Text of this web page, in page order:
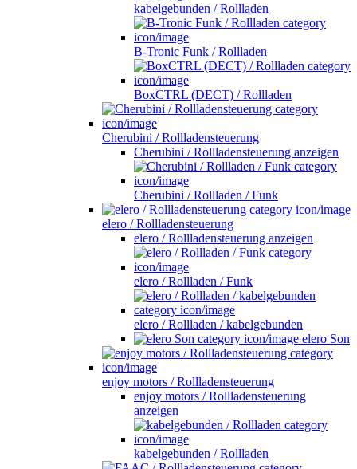
kabelgebunden / Rollladen
B-Tronic Funk / Rollladen
BoxCTRL (DECT) / Rollladen
Cherubini / Rollladensteuerung
Cherubini / Rollladensteuerung anzeigen
Cherubini / Rollladen / Funk
elero / Rollladensteuerung
elero / Rollladensteuerung anzeigen
elero / Rollladen / Funk
elero / Rollladen / kabelgebunden
elero Son
enjoy motors / Rollladensteuerung
enjoy motors / Rollladensteuerung
anzeigen
kabelgebunden / Rollladen